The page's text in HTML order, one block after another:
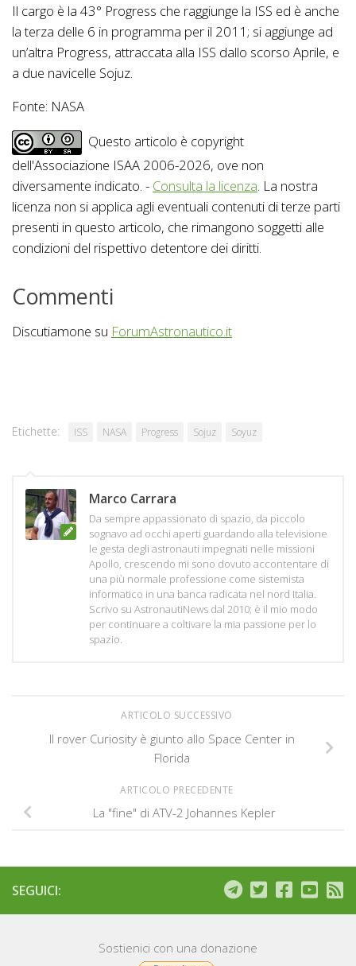
Il cargo è la 43° Progress che raggiunge la ISS ed è anche
la terza delle 6 in programma per il 2011; si aggiunge ad
un’altra Progress, attraccata alla ISS dallo scorso Aprile, e
a due navicelle Sojuz.
Fonte: NASA
Questo articolo è copyright
dell'Associazione ISAA 2006-2026, ove non
diversamente indicato. - Consulta la licenza. La nostra
licenza non si applica agli eventuali contenuti di terze parti
presenti in questo articolo, che rimangono soggetti alle
condizioni del rispettivo detentore dei diritti.
Commenti
Discutiamone su ForumAstronautico.it
Etichette: ISS NASA Progress Sojuz Soyuz
Marco Carrara
Da sempre appassionato di spazio, da piccolo
sognavo ad occhi aperti guardando alla televisione
le gesta degli astronauti impegnati nelle missioni
Apollo, crescendo mi sono dovuto accontentare di
una più normale professione come sistemista
informatico in una banca radicata nel nord Italia.
Scrivo su AstronautiNews dal 2010; è il mio modo
per continuare a coltivare la mia passione per lo
spazio.
ARTICOLO SUCCESSIVO
Il rover Curiosity è giunto allo Space Center in
Florida
ARTICOLO PRECEDENTE
La "fine" di ATV-2 Johannes Kepler
SEGUICI:
Sostienici con una donazione